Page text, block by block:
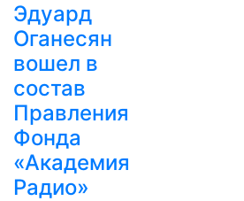
Эдуард
Оганесян
вошел в
состав
Правления
Фонда
«Академия
Радио»